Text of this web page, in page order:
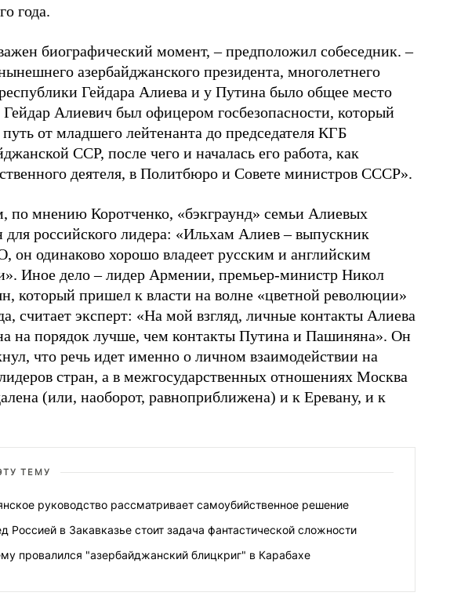
года.
биографический момент, – предположил собеседник. –
азербайджанского президента, многолетнего
Гейдара Алиева и у Путина было общее место
Алиевич был офицером госбезопасности, который
от младшего лейтенанта до председателя КГБ
ССР, после чего и началась его работа, как
деятеля, в Политбюро и Совете министров СССР».
по мнению Коротченко, «бэкграунд» семьи Алиевых
для российского лидера: «Ильхам Алиев – выпускник
одинаково хорошо владеет русским и английским
Иное дело – лидер Армении, премьер-министр Никол
который пришел к власти на волне «цветной революции»
считает эксперт: «На мой взгляд, личные контакты Алиева
на порядок лучше, чем контакты Путина и Пашиняна». Он
что речь идет именно о личном взаимодействии на
стран, а в межгосударственных отношениях Москва
(или, наоборот, равноприближена) и к Еревану, и к
ТЕМУ
руководство рассматривает самоубийственное решение
Россией в Закавказье стоит задача фантастической сложности
провалился "азербайджанский блицкриг" в Карабахе